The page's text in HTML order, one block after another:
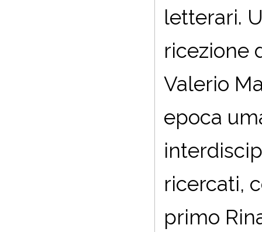
letterari.
ricezione
Valerio
epoca
ricercati,
primo